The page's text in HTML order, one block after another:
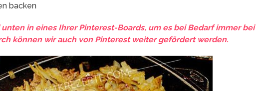
backen
in eines Ihrer Pinterest-Boards, um es bei Bedarf immer bei
können wir auch von Pinterest weiter gefördert werden.